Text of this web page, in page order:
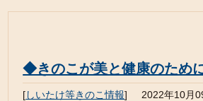
◆きのこが美と健康のため
[しいたけ等きのこ情報] 2022年10月